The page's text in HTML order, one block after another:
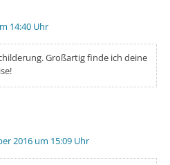
14:40 Uhr
Großartig finde ich deine
2016 um 15:09 Uhr